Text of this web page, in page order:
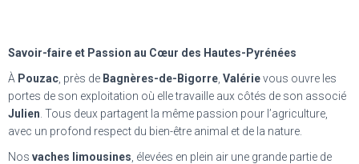
Savoir-faire et Passion au Cœur des Hautes-Pyrénées
À Pouzac , près de Bagnères-de-Bigorre Valérievous ouvre les
portes de son exploitation où elle travaille aux côtés de son associé
Julien . Tous deux partagent la même passion pour l’agriculture,
avec un profond respect du bien-être animal et de la nature.
Nos vaches limousines , élevées en plein air une grande partie de